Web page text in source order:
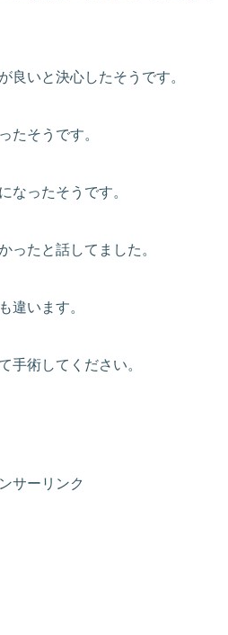
良いと決心したそうです。
たそうです。
なったそうです。
ったと話してました。
違います。
手術してください。
サーリンク